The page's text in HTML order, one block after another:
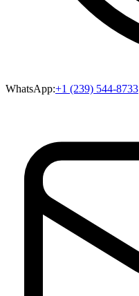
WhatsApp:+1 (239) 544-8733